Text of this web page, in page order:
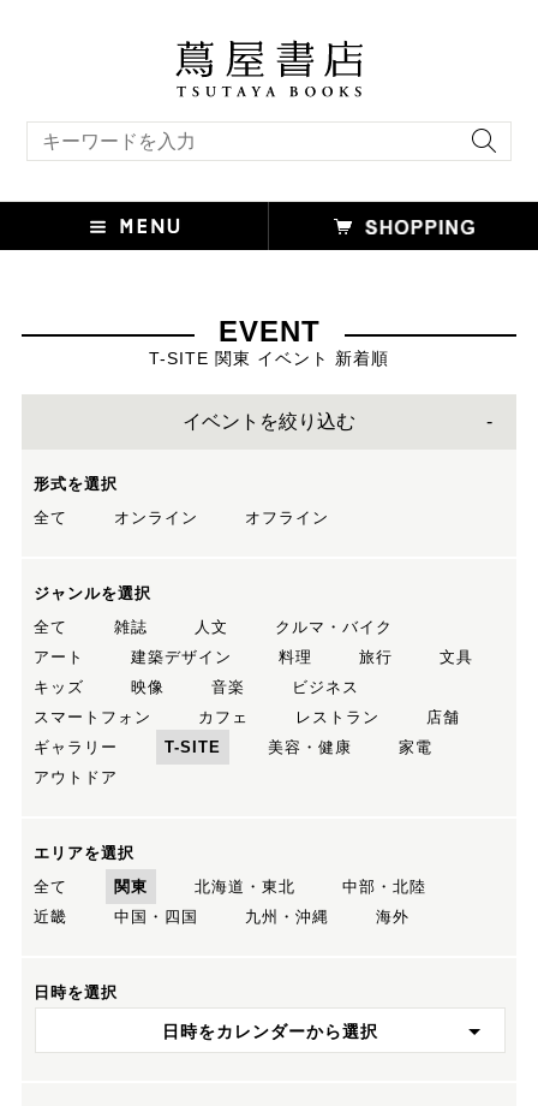
EVENT
T-SITE 関東 イベント 新着順
イベントを絞り込む
形式を選択
全て
オンライン オフライン
ジャンルを選択
全て
雑誌 人文
クルマ・バイク
アート
建築デザイン 料理 旅行
文具
キッズ
映像 音楽
ビジネス
スマートフォン
カフェ レストラン
店舗
ギャラリー
T-SITE 美容・健康
家電
アウトドア
エリアを選択
全て
関東 北海道・東北
中部・北陸
近畿
中国・四国 九州・沖縄 海外
日時を選択
日時をカレンダーから選択